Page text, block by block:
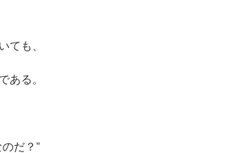
ても、
ある。
のだ？”